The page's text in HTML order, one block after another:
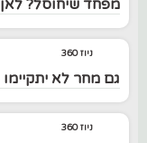
מפחד שיחוסל?
ניוז 360
גם מחר לא יתקיימו
ניוז 360